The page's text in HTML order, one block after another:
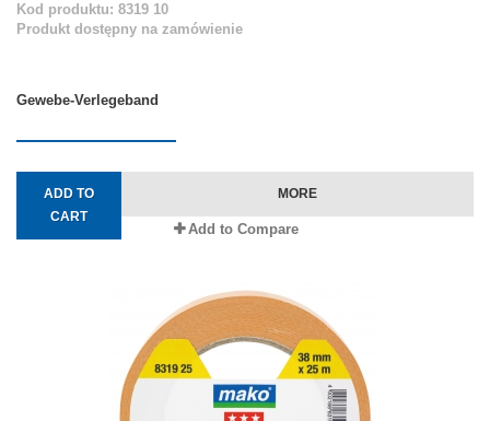
Kod produktu: 8319 10
Produkt dostępny na zamówienie
Gewebe-Verlegeband
ADD TO
CART
MORE
Add to Compare